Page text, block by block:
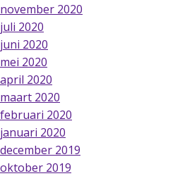
november 2020
juli 2020
juni 2020
mei 2020
april 2020
maart 2020
februari 2020
januari 2020
december 2019
oktober 2019